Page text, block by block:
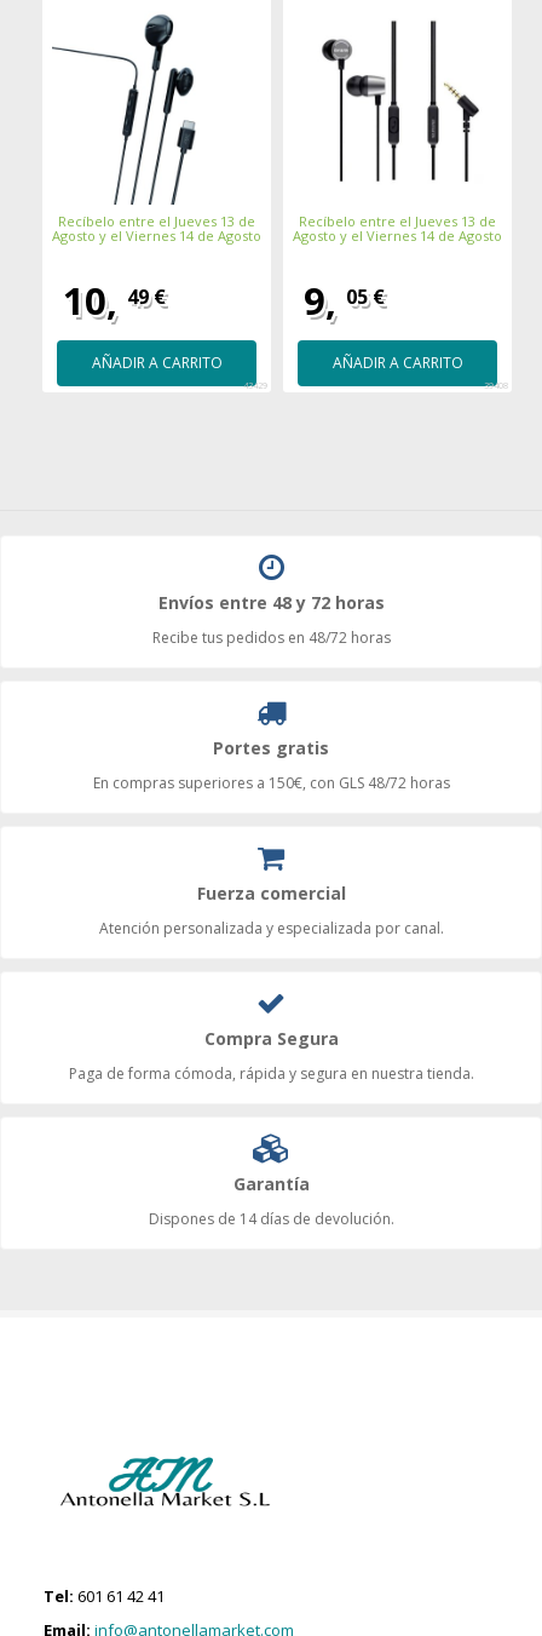
Recíbelo entre el Jueves 13 de
Agosto y el Viernes 14 de Agosto
10, 49 €
AÑADIR A CARRITO
43429
Recíbelo entre el Jueves 13 de
Agosto y el Viernes 14 de Agosto
9, 05 €
AÑADIR A CARRITO
39408
Envíos entre 48 y 72 horas
Recibe tus pedidos en 48/72 horas
Portes gratis
En compras superiores a 150€, con GLS 48/72 horas
Fuerza comercial
Atención personalizada y especializada por canal.
Compra Segura
Paga de forma cómoda, rápida y segura en nuestra tienda.
Garantía
Dispones de 14 días de devolución.
Tel: 601 61 42 41
Email: info@antonellamarket.com